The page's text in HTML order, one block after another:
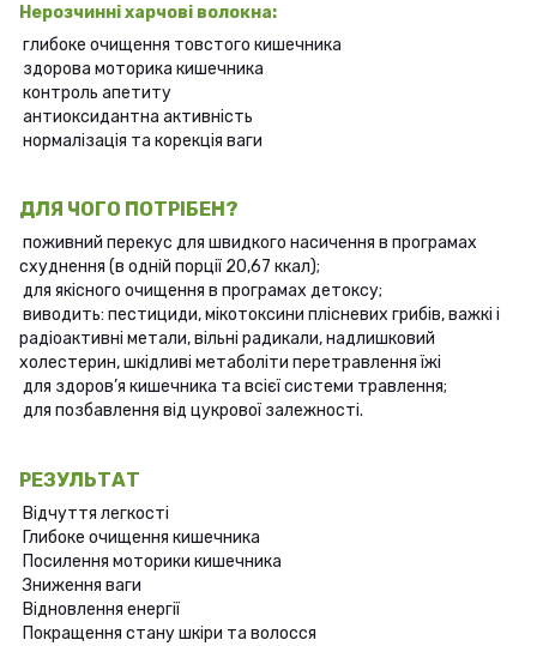
Нерозчинні харчові волокна:
глибоке очищення товстого кишечника
здорова моторика кишечника
контроль апетиту
антиоксидантна активність
нормалізація та корекція ваги
ДЛЯ ЧОГО ПОТРІБЕН?
поживний перекус для швидкого насичення в програмах
схуднення (в одній порції 20,67 ккал);
для якісного очищення в програмах детоксу;
виводить: пестициди, мікотоксини плісневих грибів, важкі і
радіоактивні метали, вільні радикали, надлишковий
холестерин, шкідливі метаболіти перетравлення їжі
для здоров’я кишечника та всієї системи травлення;
для позбавлення від цукрової залежності.
РЕЗУЛЬТАТ
Відчуття легкості
Глибоке очищення кишечника
Посилення моторики кишечника
Зниження ваги
Відновлення енергії
Покращення стану шкіри та волосся